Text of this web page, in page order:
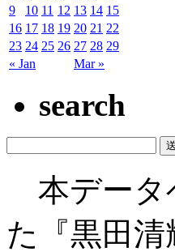
« Jan Mar »
9
10 11 12 13 14 15
16 17 18 19 20 21 22
23 24 25 26 27 28 29
search
本データ
た『黒田